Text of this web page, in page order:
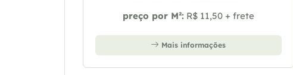
preço por M²: R$ 11,50 + frete
Mais informações